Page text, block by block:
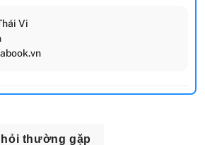
Vi
abook.vn
thường gặp